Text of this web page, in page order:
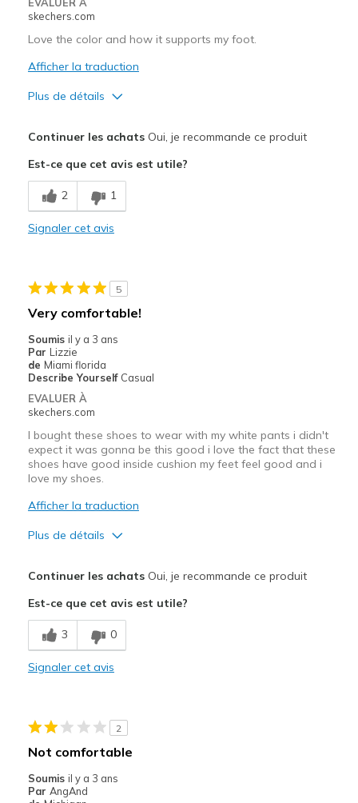
View On Shoes
skechers.com
Love the color and how it supports my foot.
Afficher la traduction
Plus de détails
Breathe Well
Comfortable
Les meilleures utilisations
Width
Sizing
Feels true to size
View On Shoes
Continuer les achatsOui, je recommande ce produit
Est-ce que cet avis est utile?
2 1
Signaler cet avis
5
Very comfortable!
Soumis il y a 3 ans
Par Lizzie
de Miami florida
Describe Yourself Casual
EVALUER À
skechers.com
I bought these shoes to wear with my white pants i didn't
expect it was gonna be this good i love the fact that these
shoes have good inside cushion my feet feel good and i
love my shoes.
Afficher la traduction
Plus de détails
Breathe Well
Comfortable
Casual Wear
Travel
Continuer les achatsOui, je recommande ce produit
Est-ce que cet avis est utile?
3 0
Signaler cet avis
2
Not comfortable
Soumis il y a 3 ans
Par AngAnd